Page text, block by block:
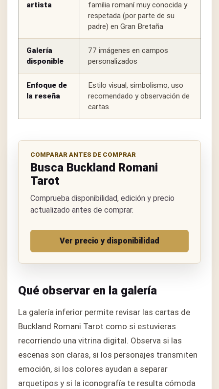
artista
familia romaní muy conocida y
respetada (por parte de su
padre) en Gran Bretaña
Galería
disponible
77 imágenes en campos
personalizados
Enfoque de
la reseña
Estilo visual, simbolismo, uso
recomendado y observación de
cartas.
COMPARAR ANTES DE COMPRAR
Busca Buckland Romani
Tarot
Comprueba disponibilidad, edición y precio
actualizado antes de comprar.
Ver precio y disponibilidad
Qué observar en la galería
La galería inferior permite revisar las cartas de
Buckland Romani Tarot como si estuvieras
recorriendo una vitrina digital. Observa si las
escenas son claras, si los personajes transmiten
emoción, si los colores ayudan a separar
arquetipos y si la iconografía te resulta cómoda